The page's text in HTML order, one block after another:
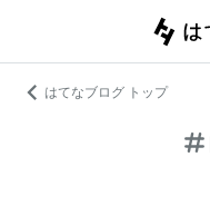
はてなブログ トップ